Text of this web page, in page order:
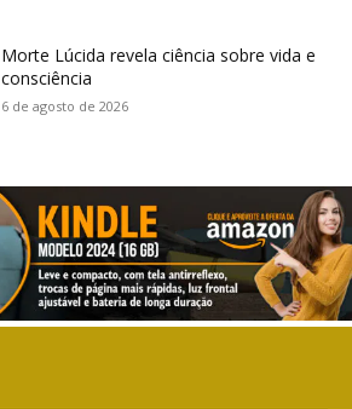
Morte Lúcida revela ciência sobre vida e
consciência
6 de agosto de 2026